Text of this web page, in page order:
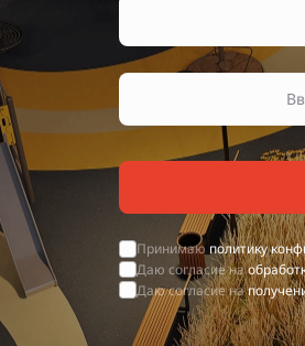
Принимаю политику
Даю согласие на
Даю согласие на